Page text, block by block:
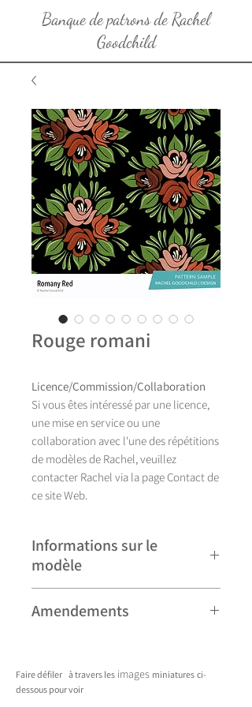
Banque de patrons de Rachel
Goodchild
Rouge romani
Licence/Commission/Collaboration
Si vous êtes intéressé par une licence,
une mise en service ou une
collaboration avec l'une des répétitions
de modèles de Rachel, veuillez
contacter Rachel via la page Contact de
ce site Web.
Informations sur le
modèle
se décline actuellement en douze
Amendements
mineures et peuvent donc différer
légèrement de ceux présentés. Toute
Faire défiler à travers les images miniatures ci-
dessous pour voir